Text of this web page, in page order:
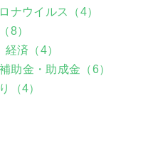
ナウイルス（4）
8）
経済（4）
補助金・助成金（6）
（4）